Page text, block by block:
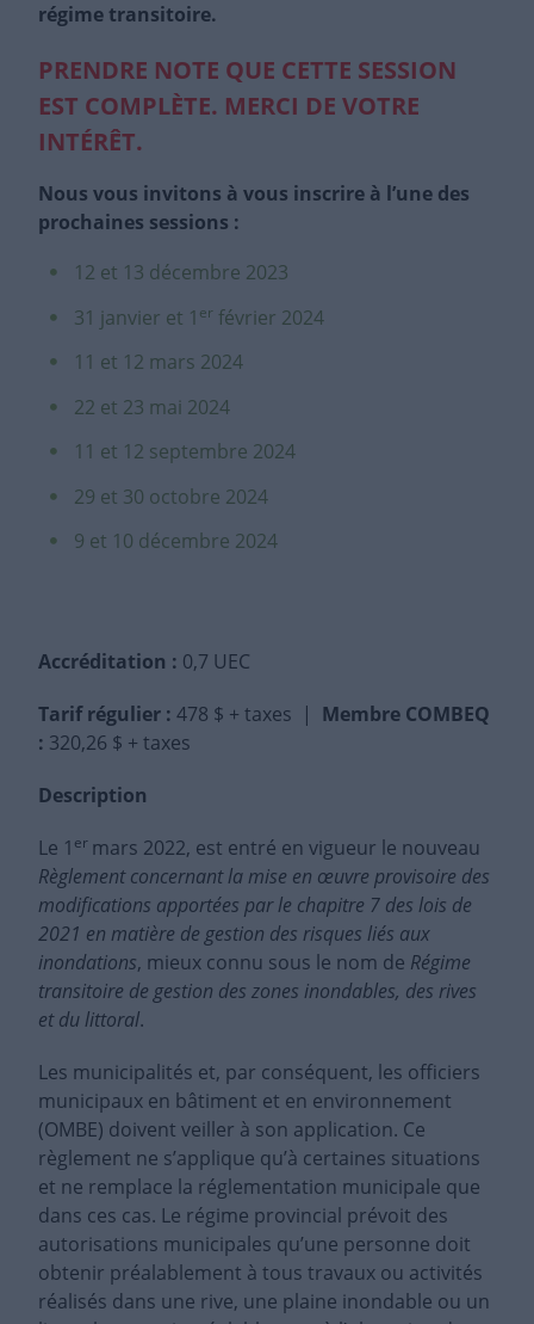
régime transitoire.
PRENDRE NOTE QUE CETTE SESSION
EST COMPLÈTE. MERCI DE VOTRE
INTÉRÊT.
Nous vous invitons à vous inscrire à l’une des
prochaines sessions :
12 et 13 décembre 2023
31 janvier et 1 er février 2024
11 et 12 mars 2024
22 et 23 mai 2024
11 et 12 septembre 2024
29 et 30 octobre 2024
9 et 10 décembre 2024
Accréditation : 0,7 UEC
Tarif régulier : 478 $ + taxes | Membre COMBEQ
: 320,26 $ + taxes
Description
Le 1 er mars 2022, est entré en vigueur le nouveau
Règlement concernant la mise en œuvre provisoire des
modifications apportées par le chapitre 7 des lois de
2021 en matière de gestion des risques liés aux
inondations, mieux connu sous le nom de Régime
transitoire de gestion des zones inondables, des rives
et du littoral.
Les municipalités et, par conséquent, les officiers
municipaux en bâtiment et en environnement
(OMBE) doivent veiller à son application. Ce
règlement ne s’applique qu’à certaines situations
et ne remplace la réglementation municipale que
dans ces cas. Le régime provincial prévoit des
autorisations municipales qu’une personne doit
obtenir préalablement à tous travaux ou activités
réalisés dans une rive, une plaine inondable ou un